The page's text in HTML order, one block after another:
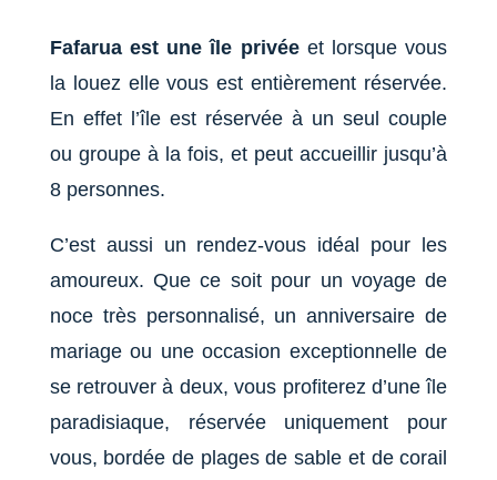
Fafarua est une île privéeet lorsque vous
la louez elle vous est entièrement réservée.
En effet l’île est réservée à un seul couple
ou groupe à la fois, et peut accueillir jusqu’à
8 personnes.
C’est aussi un rendez-vous idéal pour les
amoureux. Que ce soit pour un voyage de
noce très personnalisé, un anniversaire de
mariage ou une occasion exceptionnelle de
se retrouver à deux, vous profiterez d’une île
paradisiaque, réservée uniquement pour
vous, bordée de plages de sable et de corail